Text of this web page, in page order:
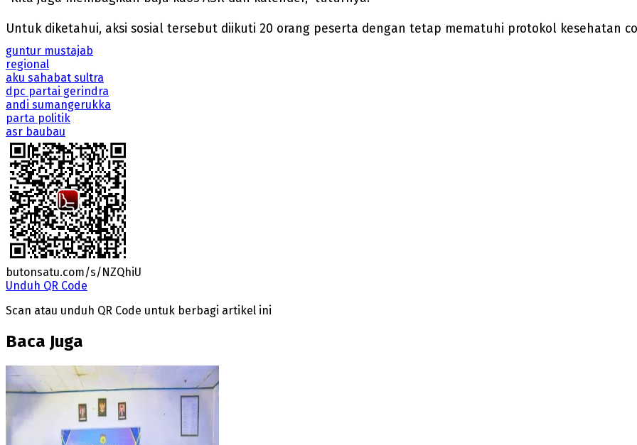
Untuk diketahui, aksi sosial tersebut diikuti 20 orang peserta dengan tetap mematuhi protokol kesehatan
guntur mustajab
regional
aku sahabat sultra
dpc partai gerindra
andi sumangerukka
parta politik
asr baubau
butonsatu.com/s/NZQhiU
Unduh QR Code
Scan atau unduh QR Code untuk berbagi artikel ini
Baca Juga